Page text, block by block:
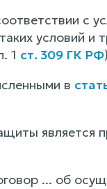
с
условий и
1 ст. 309 ГК РФ
в
является
... об